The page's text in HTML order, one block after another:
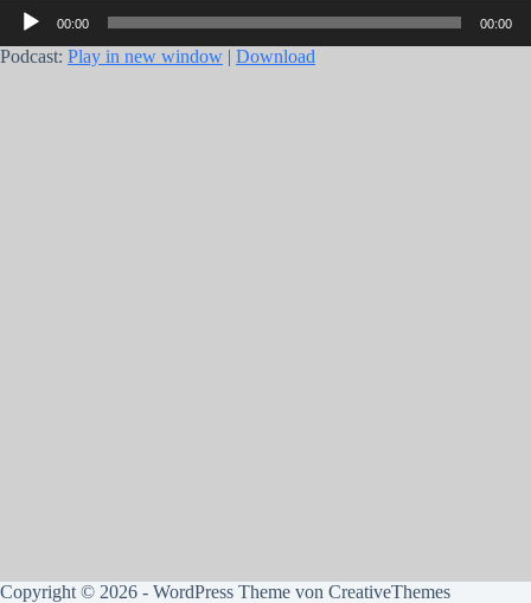
Audio-
Player
00:00 00:00
Podcast: Play in new window | Download
Copyright © 2026 - WordPress Theme von CreativeThemes